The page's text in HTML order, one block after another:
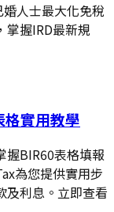
人士最大化免稅
掌握IRD最新規
實用教學
握BIR60表格填報
為您提供實用步
及利息。立即查看